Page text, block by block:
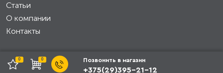
0 0 Позвонить в магазин
+375(29)395-21-12
Статьи
О компании
Контакты